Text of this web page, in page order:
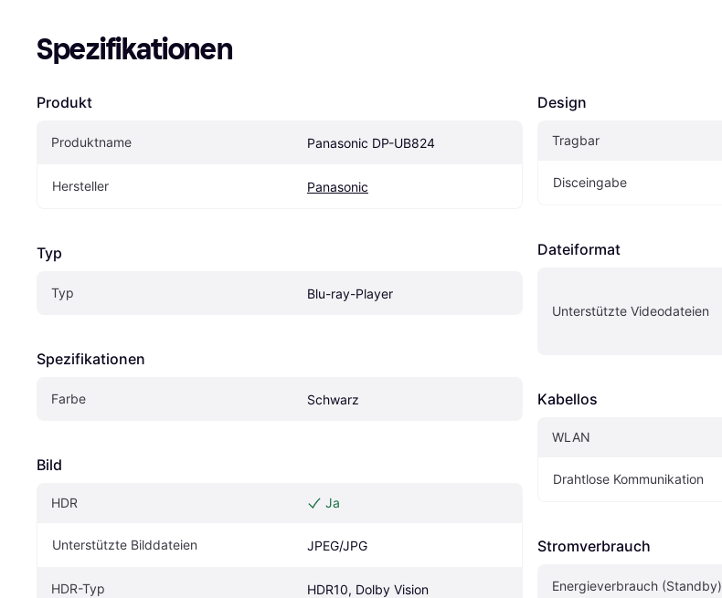
Spezifikationen
Produkt
Produktname Panasonic DP-UB824
Hersteller Panasonic
Typ
Typ Blu-ray-Player
Spezifikationen
Farbe Schwarz
Bild
HDR Ja
Unterstützte Bilddateien JPEG/JPG
HDR-Typ HDR10, Dolby Vision
Design
Tragbar
Disceingabe
Dateiformat
Unterstützte Videodateien
Kabellos
WLAN
Drahtlose Kommunikation
Stromverbrauch
Energieverbrauch (Standby)